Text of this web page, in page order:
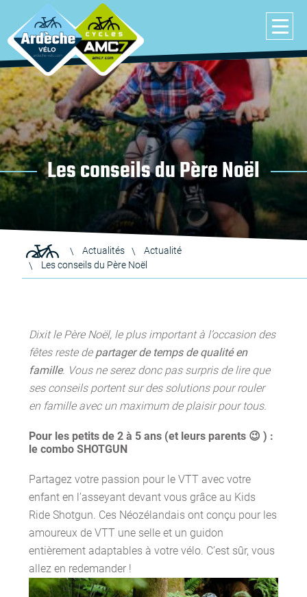
Les conseils du Père Noël
Actualités
Actualité
Les conseils du Père Noël
Dixit le Père Noël, le plus important à l’occasion des
fêtes reste de partager de temps de qualité en
famille. Vous ne serez donc pas surpris de lire que
ses conseils portent sur des solutions pour rouler
en famille avec un maximum de plaisir pour tous.
Pour les petits de 2 à 5 ans (et leurs parents 😉 ) :
le combo SHOTGUN
Partagez votre passion pour le VTT avec votre
enfant en l’asseyant devant vous grâce au Kids
Ride Shotgun. Ces Néozélandais ont conçu pour les
amoureux de VTT une selle et un guidon
entièrement adaptables à votre vélo. C’est sûr, vous
allez en redemander !